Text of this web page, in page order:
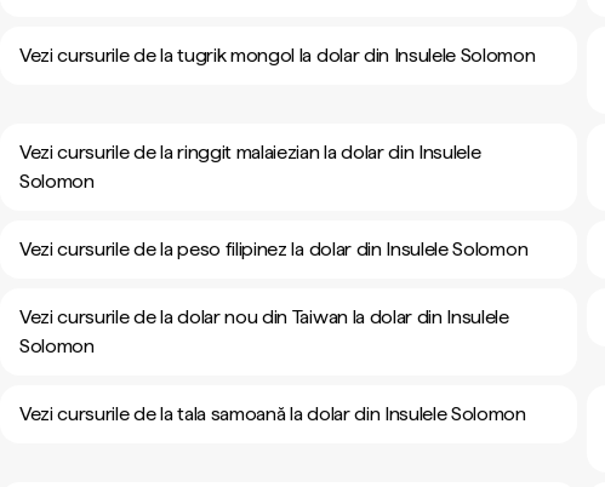
Vezi cursurile de la tugrik mongol la dolar din Insulele Solomon
Vezi cursurile de la ringgit malaiezian la dolar din Insulele
Solomon
Vezi cursurile de la peso filipinez la dolar din Insulele Solomon
Vezi cursurile de la dolar nou din Taiwan la dolar din Insulele
Solomon
Vezi cursurile de la tala samoană la dolar din Insulele Solomon